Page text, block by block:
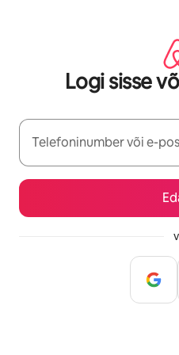
Logi sisse
Telefoninumber või e-